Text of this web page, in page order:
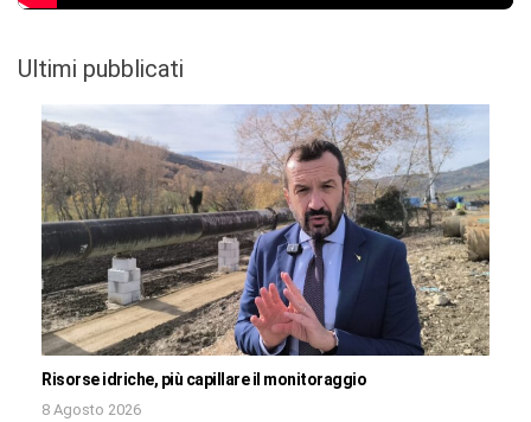
Ultimi pubblicati
Risorse idriche, più capillare il monitoraggio
8 Agosto 2026